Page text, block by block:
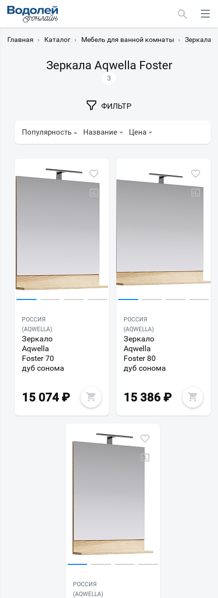
Главная › Каталог › Мебель для ванной комнаты › Зеркала
Зеркала Aqwella Foster
3
ФИЛЬТР
Популярность Название Цена
РОССИЯ
(AQWELLA)
Зеркало
Aqwella
Foster 70
дуб сонома
15 074 ₽
РОССИЯ
(AQWELLA)
Зеркало
Aqwella
Foster 80
дуб сонома
15 386 ₽
РОССИЯ
(AQWELLA)